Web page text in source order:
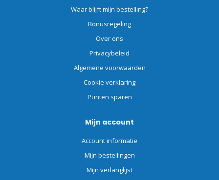
Waar blijft mijn bestelling?
Bonusregeling
Over ons
Privacybeleid
Algemene voorwaarden
Cookie verklaring
Punten sparen
Mijn account
Account informatie
Mijn bestellingen
Mijn verlanglijst